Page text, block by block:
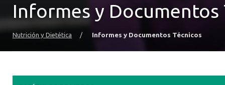
Informes y Documentos
Nutrición y Dietética / Informes y Documentos Técnicos